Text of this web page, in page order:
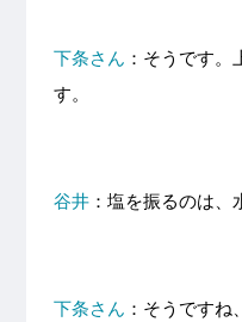
下条さん ：そうです。
す。
谷井：塩を振るのは、
下条さん ：そうです